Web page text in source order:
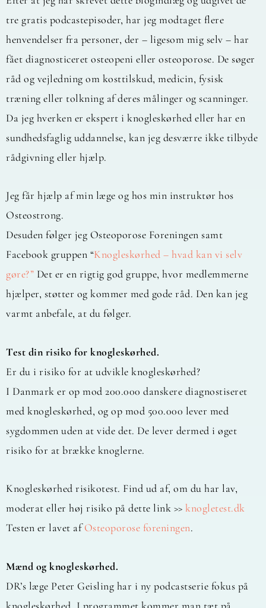
tre gratis podcastepisoder, har jeg modtaget flere
henvendelser fra personer, der – ligesom mig selv – har
fået diagnosticeret osteopeni eller osteoporose. De søger
råd og vejledning om kosttilskud, medicin, fysisk
træning eller tolkning af deres målinger og scanninger.
Da jeg hverken er ekspert i knogleskørhed eller har en
sundhedsfaglig uddannelse, kan jeg desværre ikke tilbyde
rådgivning eller hjælp.
Jeg får hjælp af min læge og hos min instruktør hos
Osteostrong.
Desuden følger jeg Osteoporose Foreningen samt
Facebook gruppen “Knogleskørhed – hvad kan vi selv
gøre?” Det er en rigtig god gruppe, hvor medlemmerne
hjælper, støtter og kommer med gode råd. Den kan jeg
varmt anbefale, at du følger.
Test din risiko for knogleskørhed.
Er du i risiko for at udvikle knogleskørhed?
I Danmark er op mod 200.000 danskere diagnostiseret
med knogleskørhed, og op mod 500.000 lever med
sygdommen uden at vide det. De lever dermed i øget
risiko for at brække knoglerne.
Knogleskørhed risikotest. Find ud af, om du har lav,
moderat eller høj risiko på dette link >> knogletest.dk
Testen er lavet afOsteoporose foreningen.
Mænd og knogleskørhed.
DR’s læge Peter Geisling har i ny podcastserie fokus på
knogleskørhed. I programmet kommer man tæt på